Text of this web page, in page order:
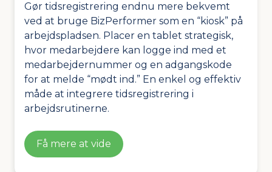
Gør tidsregistrering endnu mere bekvemt
ved at bruge BizPerformer som en “kiosk” på
arbejdspladsen. Placer en tablet strategisk,
hvor medarbejdere kan logge ind med et
medarbejdernummer og en adgangskode
for at melde “mødt ind.” En enkel og effektiv
måde at integrere tidsregistrering i
arbejdsrutinerne.
Få mere at vide